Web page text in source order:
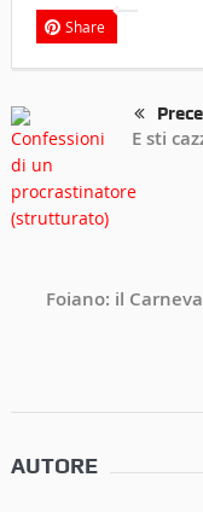
Share
E sti
Foiano: il
AUTORE